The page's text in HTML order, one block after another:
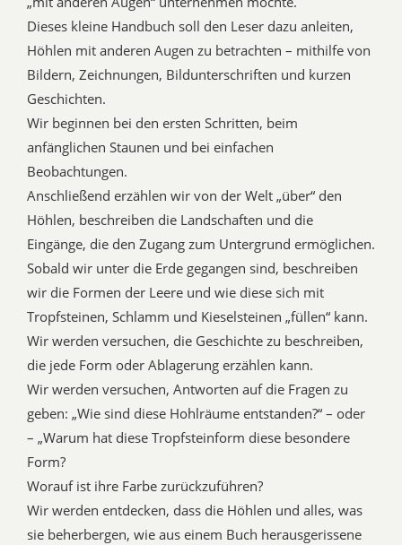
Dieses kleine Handbuch soll den Leser dazu anleiten,
Höhlen mit anderen Augen zu betrachten – mithilfe von
Bildern, Zeichnungen, Bildunterschriften und kurzen
Geschichten.
Wir beginnen bei den ersten Schritten, beim
anfänglichen Staunen und bei einfachen
Beobachtungen.
Anschließend erzählen wir von der Welt „über“ den
Höhlen, beschreiben die Landschaften und die
Eingänge, die den Zugang zum Untergrund ermöglichen.
Sobald wir unter die Erde gegangen sind, beschreiben
wir die Formen der Leere und wie diese sich mit
Tropfsteinen, Schlamm und Kieselsteinen „füllen“ kann.
Wir werden versuchen, die Geschichte zu beschreiben,
die jede Form oder Ablagerung erzählen kann.
Wir werden versuchen, Antworten auf die Fragen zu
geben: „Wie sind diese Hohlräume entstanden?“ – oder
– „Warum hat diese Tropfsteinform diese besondere
Form?
Worauf ist ihre Farbe zurückzuführen?
Wir werden entdecken, dass die Höhlen und alles, was
sie beherbergen, wie aus einem Buch herausgerissene